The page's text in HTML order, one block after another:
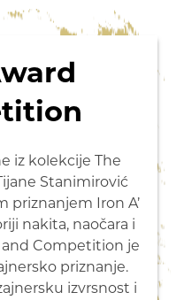
iz kolekcije The
Stanimirović
priznanjem Iron A’
nakita, naočara i
and Competition je
priznanje.
izvrsnost i